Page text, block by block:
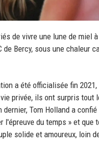
de vivre une lune de miel
Bercy, sous une chaleur
a été officialisée fin 2021,
privée, ils ont surpris tout
Tom Holland a confié
l'épreuve du temps » et que
solide et amoureux, loin